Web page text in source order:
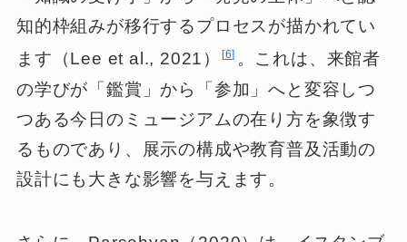
知的枠組みが移行するプロセスが描かれてい
ます（Lee et al., 2021）
6 。これは、来館者
の学びが「鑑賞」から「参加」へと変容しつ
つある今日のミュージアムの在り方を象徴す
るものであり、展示の構成や教育普及活動の
設計にも大きな影響を与えます。